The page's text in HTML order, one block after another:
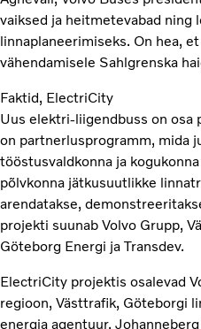
vaiksed ja heitmetevabad ning
linnaplaneerimiseks. On hea,
vähendamisele Sahlgrenska
Faktid, ElectriCity
Uus elektri-liigendbuss on
on partnerlusprogramm, mida
tööstusvaldkonna ja
põlvkonna jätkusuutlikke
arendatakse,
projekti suunab Volvo Grupp,
Göteborg Energi ja Transdev.
ElectriCity projektis osalevad
regioon, Västtrafik, Göteborgi
energia agentuur,